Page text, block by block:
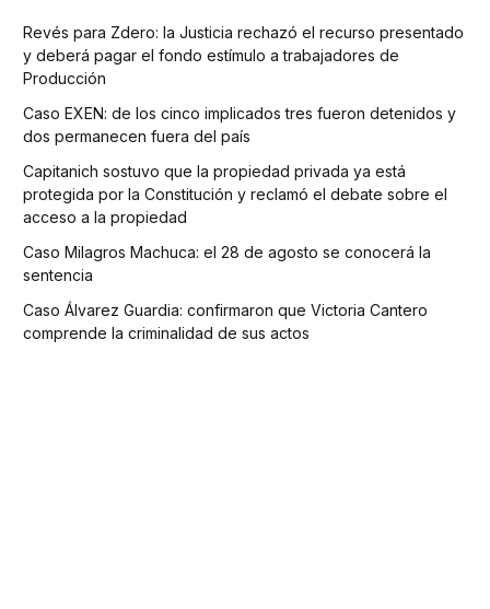
Revés para Zdero: la Justicia rechazó el recurso presentado
y deberá pagar el fondo estímulo a trabajadores de
Producción
Caso EXEN: de los cinco implicados tres fueron detenidos y
dos permanecen fuera del país
Capitanich sostuvo que la propiedad privada ya está
protegida por la Constitución y reclamó el debate sobre el
acceso a la propiedad
Caso Milagros Machuca: el 28 de agosto se conocerá la
sentencia
Caso Álvarez Guardia: confirmaron que Victoria Cantero
comprende la criminalidad de sus actos